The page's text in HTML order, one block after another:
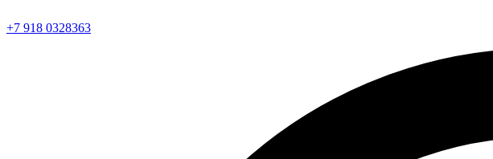
+7 918 0328363